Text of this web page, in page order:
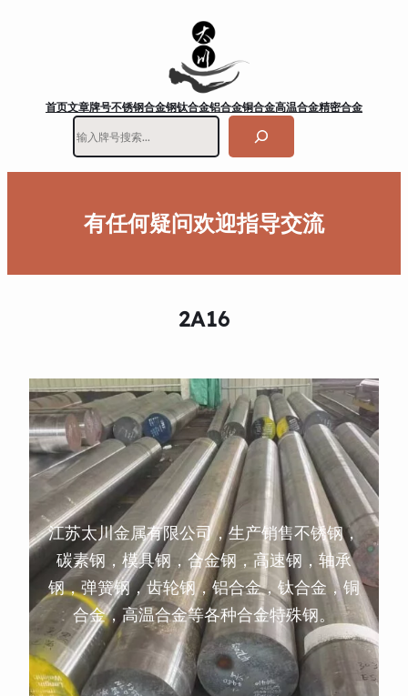
首页文章牌号不锈钢合金钢钛合金铝合金铜合金高温合金精密合金
有任何疑问欢迎指导交流
2A16
江苏太川金属有限公司，生产销售不锈钢，
碳素钢，模具钢，合金钢，高速钢，轴承
钢，弹簧钢，齿轮钢，铝合金，钛合金，铜
合金，高温合金等各种合金特殊钢。